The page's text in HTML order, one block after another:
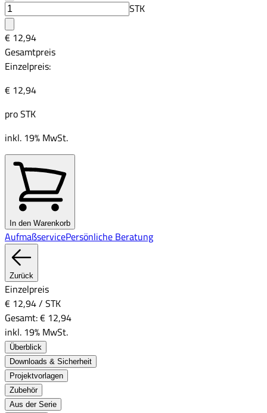
STK
€ 12,94
Gesamtpreis
Einzelpreis:
€ 12,94
proSTK
inkl. 19% MwSt.
In den Warenkorb
AufmaßservicePersönliche Beratung
Zurück
Einzelpreis
€ 12,94/ STK
Gesamt:€ 12,94
inkl. 19% MwSt.
Überblick
Downloads & Sicherheit
Projektvorlagen
Zubehör
Aus der Serie